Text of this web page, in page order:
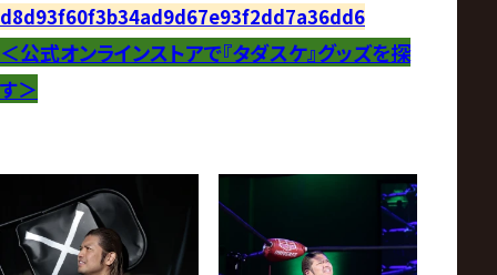
d8d93f60f3b34ad9d67e93f2dd7a36dd6
＜公式オンラインストアで『タダスケ』グッズを探
す＞